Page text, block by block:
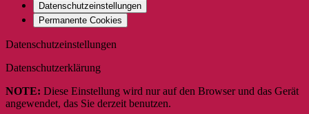
Datenschutzeinstellungen
Permanente Cookies
Datenschutzeinstellungen
Datenschutzerklärung
NOTE: Diese Einstellung wird nur auf den Browser und das Gerät
angewendet, das Sie derzeit benutzen.